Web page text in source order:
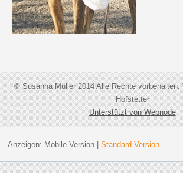
© Susanna Müller 2014 Alle Rechte
Hofstetter
Unterstützt von Webnode
Anzeigen: Mobile Version| Standard Version